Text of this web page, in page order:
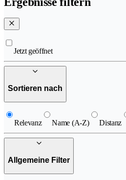
Jetzt geöffnet
Sortieren nach
Relevanz Name (A-Z) Distanz
Allgemeine Filter